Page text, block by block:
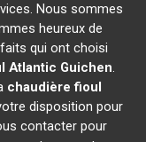
Nous sommes
heureux de
qui ont choisi
Atlantic Guichen.
chaudière fioul
disposition pour
contacter pour